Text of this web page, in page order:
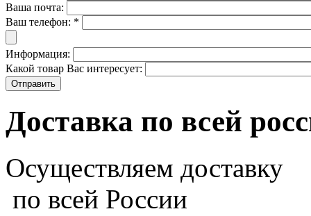
Ваша почта:
Ваш телефон: *
Информация:
Какой товар Вас интересует:
Доставка по всей
Осуществляем доставку
по всей России